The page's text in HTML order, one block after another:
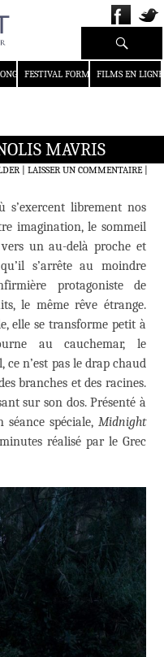
FESTIVAL FORMAT COURT
FILMS EN LIGNE
Recherche
MAVRIS
LAISSER UN COMMENTAIRE|
s’exercent librement nos
imagination, le sommeil
un au-delà proche et
s’arrête au moindre
protagoniste de
le même rêve étrange.
elle se transforme petit à
au cauchemar, le
n’est pas le drap chaud
branches et des racines.
sur son dos. Présenté à
spéciale, Midnight
réalisé par le Grec